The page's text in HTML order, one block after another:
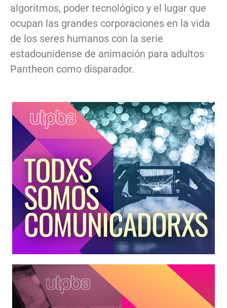
algoritmos, poder tecnológico y el lugar que
ocupan las grandes corporaciones en la vida
de los seres humanos con la serie
estadounidense de animación para adultos
Pantheon como disparador.